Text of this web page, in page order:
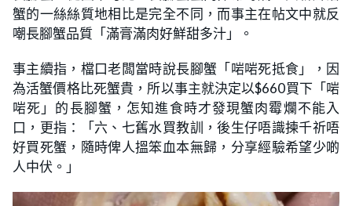
蟹的一絲絲質地相比是完全不同，而事主在帖文中就反
嘲長腳蟹品質「滿膏滿肉好鮮甜多汁」。
事主續指，檔口老闆當時說長腳蟹「啱啱死抵食」，因
為活蟹價格比死蟹貴，所以事主就決定以$660買下「啱
啱死」的長腳蟹，怎知進食時才發現蟹肉霉爛不能入
口，更指：「六、七舊水買教訓，後生仔唔識揀千祈唔
好買死蟹，隨時俾人搵笨血本無歸，分享經驗希望少啲
人中伏。」